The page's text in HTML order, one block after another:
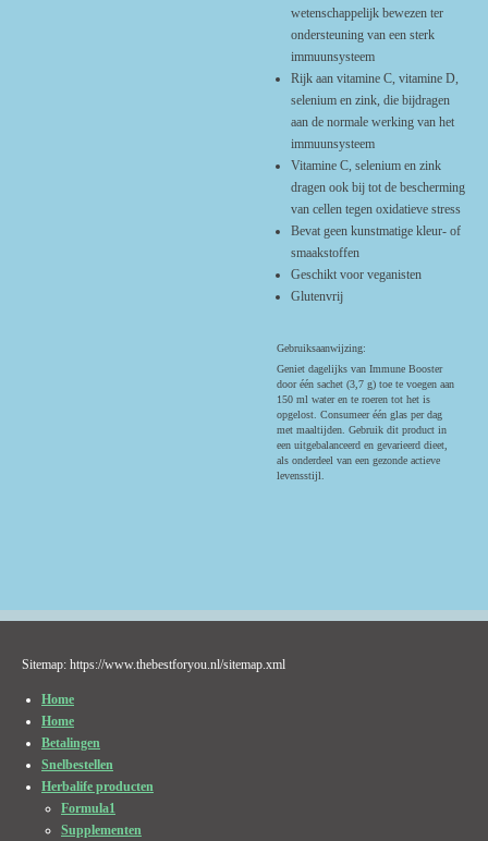
wetenschappelijk bewezen ter
ondersteuning van een sterk
immuunsysteem
Rijk aan vitamine C, vitamine D,
selenium en zink, die bijdragen
aan de normale werking van het
immuunsysteem
Vitamine C, selenium en zink
dragen ook bij tot de bescherming
van cellen tegen oxidatieve stress
Bevat geen kunstmatige kleur- of
smaakstoffen
Geschikt voor veganisten
Glutenvrij
Gebruiksaanwijzing:
Geniet dagelijks van Immune Booster
door één sachet (3,7 g) toe te voegen aan
150 ml water en te roeren tot het is
opgelost. Consumeer één glas per dag
met maaltijden. Gebruik dit product in
een uitgebalanceerd en gevarieerd dieet,
als onderdeel van een gezonde actieve
levensstijl.
Sitemap: https://www.thebestforyou.nl/sitemap.xml
Home
Home
Betalingen
Snelbestellen
Herbalife producten
Formula1
Supplementen